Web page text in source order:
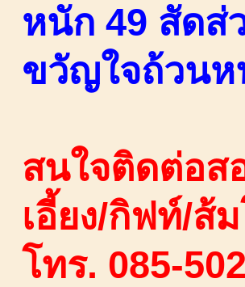
หนัก 49 สัดส่
ขวัญใจถ้วนห
สนใจติดต่อส
เอี้ยง/กิฟท์/ส้
โทร. 085-